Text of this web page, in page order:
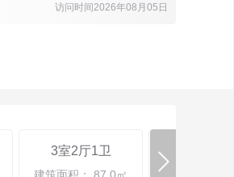
访问时间2026年08月05日
3室2厅1卫 